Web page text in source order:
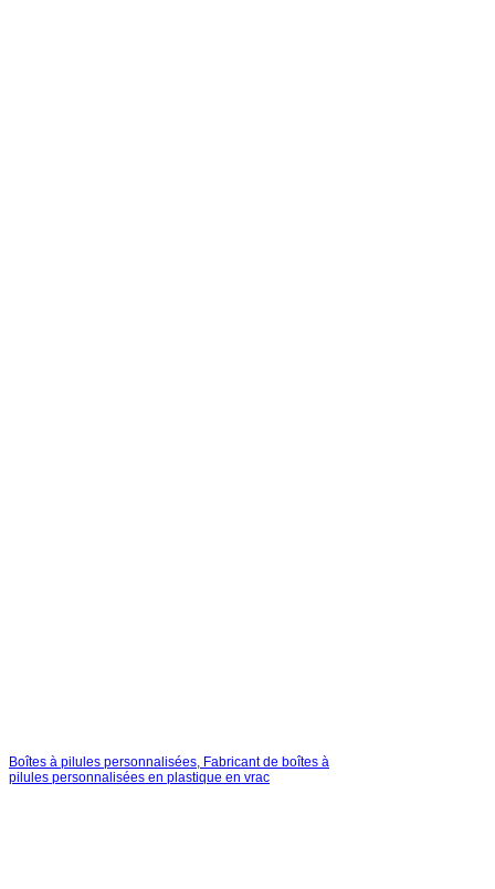
Boîtes à pilules personnalisées, Fabricant de boîtes à
pilules personnalisées en plastique en vrac